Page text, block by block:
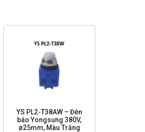
YS PL2-T38AW – Đèn
báo Yongsung 380V,
ø25mm, Màu Trắng